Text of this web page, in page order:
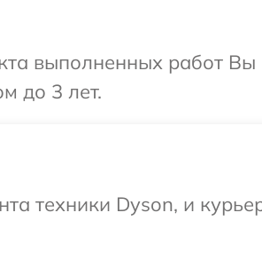
выполненных работ
до 3 лет.
техники Dyson, и